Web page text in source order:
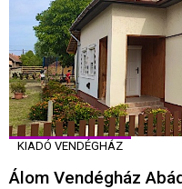
KIADÓ VENDÉGHÁZ
Álom Vendégház